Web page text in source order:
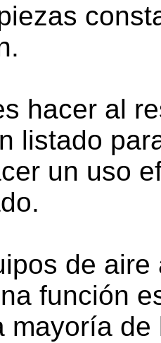
hacer al
listado
un uso
de
función
mayoría